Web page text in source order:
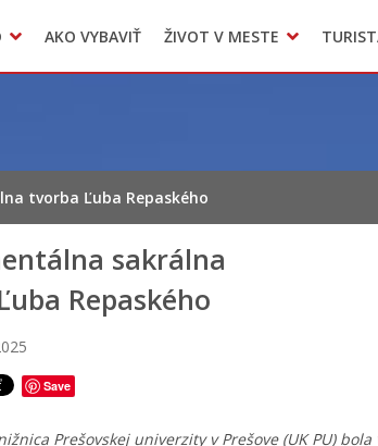
Transparentné mesto
Voľba hlavného kontrolóra
AKO VYBAVIŤ ŽIVOT V MESTE
LIMKA
tvorba Ľuba Repaského
sakrálna
Repaského
Save
Prešovskej univerzity v Prešove (UK PU) bola